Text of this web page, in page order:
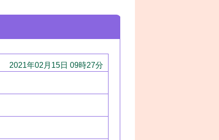
2021年02月15日 09時27分